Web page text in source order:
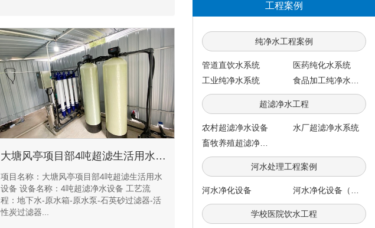
大塘风亭项目部4吨超滤生活用水设备
项目名称：大塘风亭项目部4吨超滤生活用水
设备 设备名称：4吨超滤净水设备 工艺流
程：地下水-原水箱-原水泵-石英砂过滤器-活
性炭过滤器...
工程案例
纯净水工程案例
管道直饮水系统
医药纯化水系统
工业纯净水系统
超滤净水工程
农村超滤净水设备
水厂超滤净水系统
河水处理工程案例
河水净化设备
学校医院饮水工程